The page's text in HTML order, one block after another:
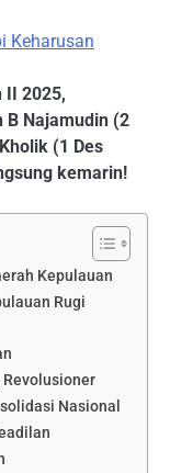
Keharusan
II 2025,
B Najamudin (2
(1 Des
kemarin!
Kepulauan
Rugi
Revolusioner
Nasional